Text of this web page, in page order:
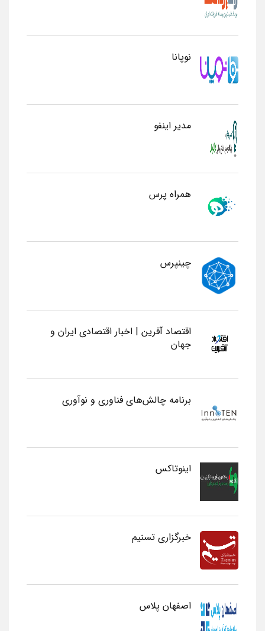
نوپانا
مدیر اینفو
همراه پرس
چینپرس
اقتصاد آفرین | اخبار اقتصادی ایران و
جهان
برنامه چالش‌های فناوری و نوآوری
اینوتاکس
خبرگزاری تسنیم
اصفهان پلاس